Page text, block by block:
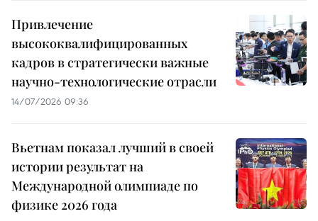
Привлечение
высококвалифицированных
кадров в стратегически важные
научно-технологические отрасли
14/07/2026 09:36
Вьетнам показал лучший в своей
истории результат на
Международной олимпиаде по
физике 2026 года